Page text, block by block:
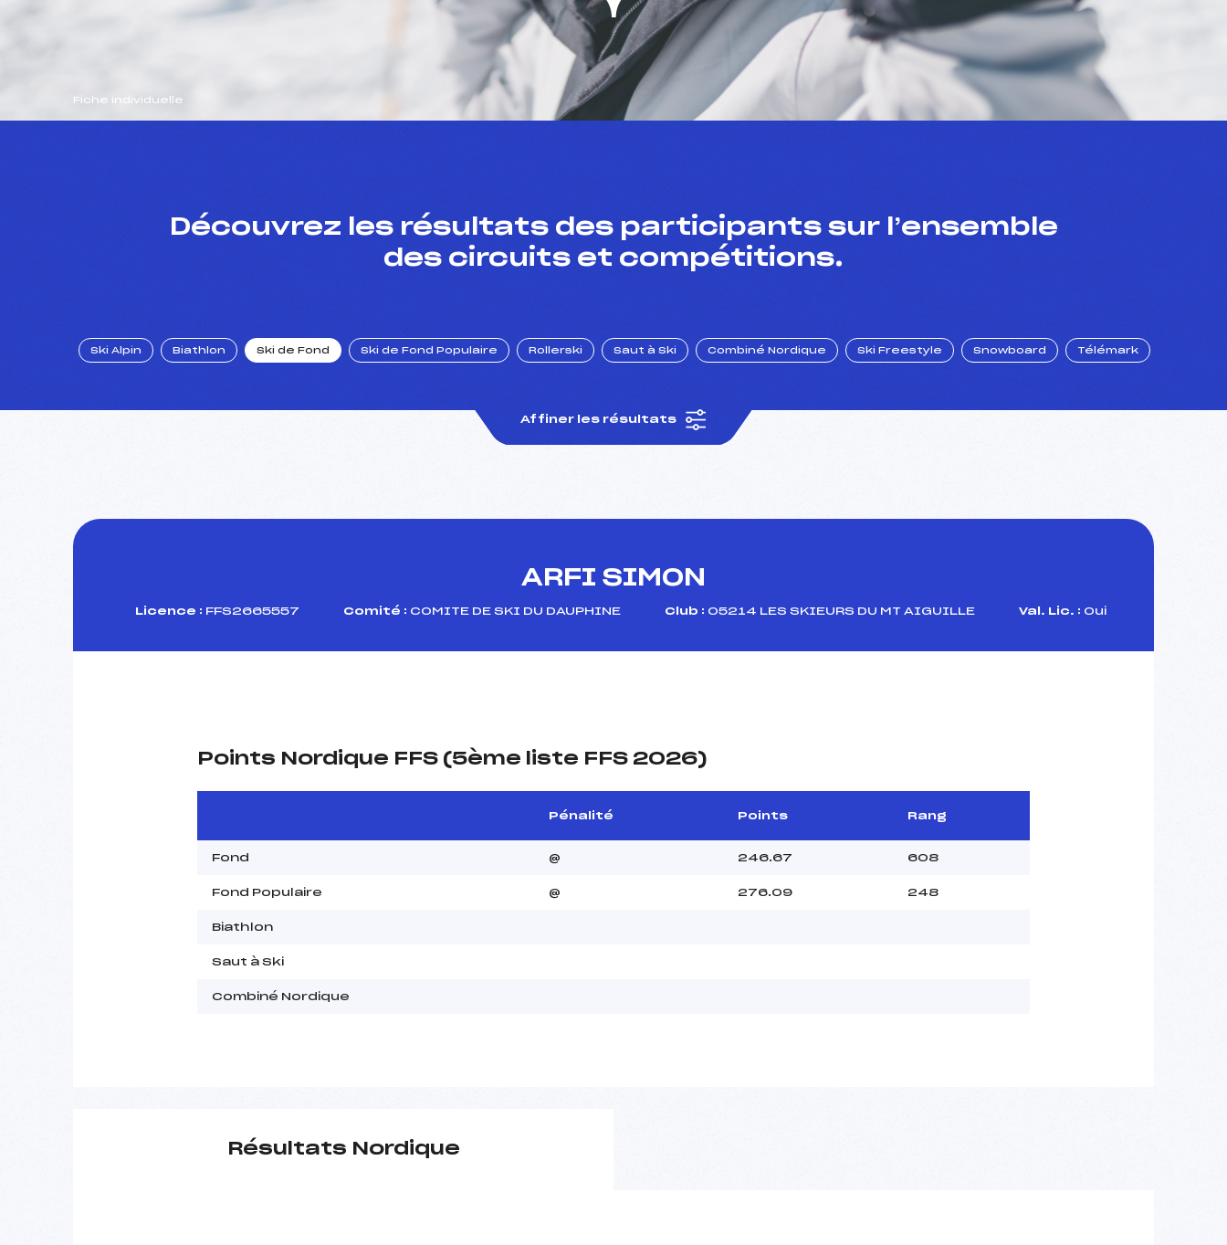
Fiche individuelle
Découvrez les résultats des participants sur l’ensemble
des circuits et compétitions.
Ski Alpin Biathlon Ski de Fond Ski de Fond Populaire Rollerski Saut à Ski Combiné Nordique Ski Freestyle Snowboard Télémark
Affiner les résultats
ARFI SIMON
Licence : FFS2665557 Comité : COMITE DE SKI DU DAUPHINE Club : 05214 LES SKIEURS DU MT AIGUILLE Val. Lic. : Oui
Points Nordique FFS (5ème liste FFS 2026)
Pénalité Points Rang
Fond @ 246.67 608
Fond Populaire @ 276.09 248
Biathlon
Saut à Ski
Combiné Nordique
Résultats Nordique